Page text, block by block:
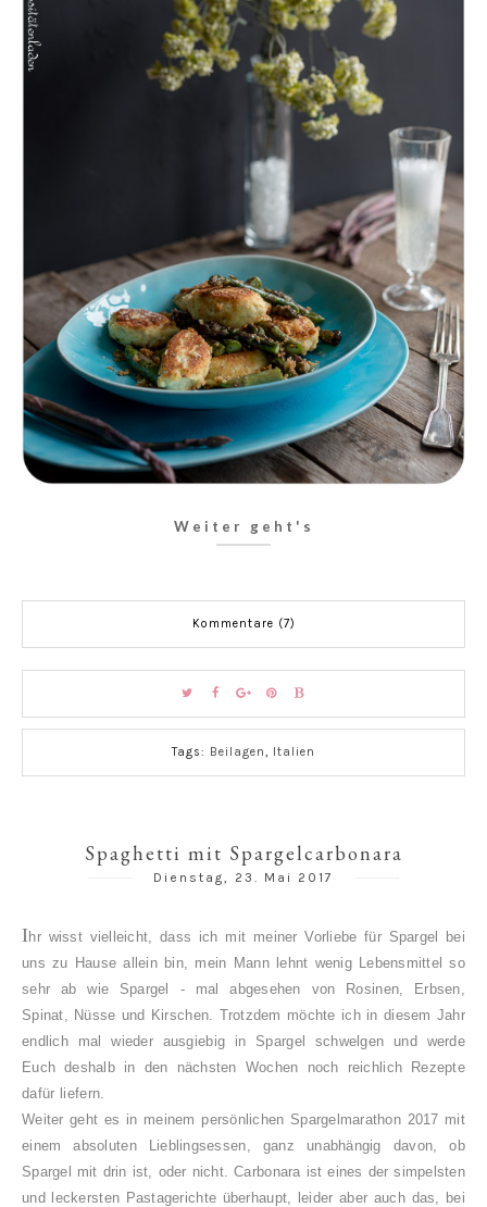
Weiter geht's
Kommentare (7)
Tags: Beilagen Italien
Spaghetti mit Spargelcarbonara
Dienstag, 23. Mai 2017
Ihr wisst vielleicht, dass ich mit meiner Vorliebe für Spargel bei
uns zu Hause allein bin, mein Mann lehnt wenig Lebensmittel so
sehr ab wie Spargel - mal abgesehen von Rosinen, Erbsen,
Spinat, Nüsse und Kirschen. Trotzdem möchte ich in diesem Jahr
endlich mal wieder ausgiebig in Spargel schwelgen und werde
Euch deshalb in den nächsten Wochen noch reichlich Rezepte
dafür liefern.
Weiter geht es in meinem persönlichen Spargelmarathon 2017 mit
einem absoluten Lieblingsessen, ganz unabhängig davon, ob
Spargel mit drin ist, oder nicht. Carbonara ist eines der simpelsten
und leckersten Pastagerichte überhaupt, leider aber auch das, bei